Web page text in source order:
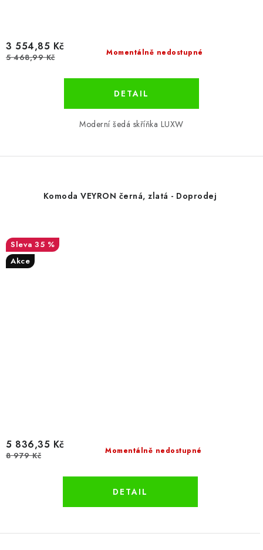
Momentálně nedostupné
3 554,85 Kč
5 468,99 Kč
Moderní šedá skříňka LUXW
Komoda VEYRON černá, zlatá - Doprodej
35 %
Akce
Momentálně nedostupné
5 836,35 Kč
8 979 Kč